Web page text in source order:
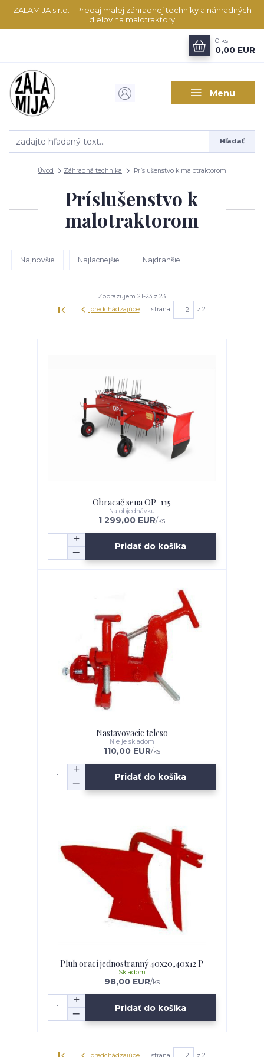
ZALAMIJA s.r.o. - Predaj malej záhradnej techniky a náhradných
dielov na malotraktory
Menu
Hľadať
0 ks
0,00 EUR
Úvod Záhradná technika Príslušenstvo k malotraktorom
Príslušenstvo k
malotraktorom
Najnovšie Najlacnejšie Najdrahšie
Zobrazujem 21-23 z 23
predchádzajúce
strana z 2
Obracač sena OP-115
1 299,00 EUR/ks
Na objednávku
Pridať do košíka
Nastavovacie teleso
110,00 EUR/ks
Nie je skladom
Pridať do košíka
Pluh orací jednostranný 40x20,40x12 P
98,00 EUR/ks
Skladom
Pridať do košíka
predchádzajúce strana z 2